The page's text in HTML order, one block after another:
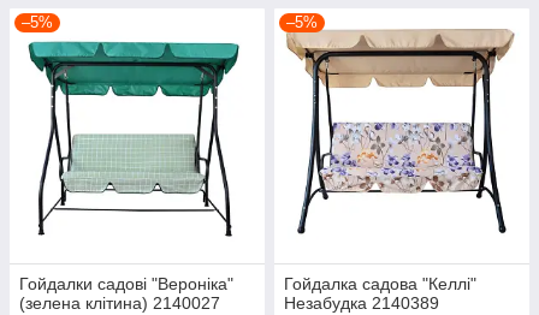
–5%
Гойдалки садові "Вероніка"
(зелена клітина) 2140027
–5%
Гойдалка садова "Келлі"
Незабудка 2140389